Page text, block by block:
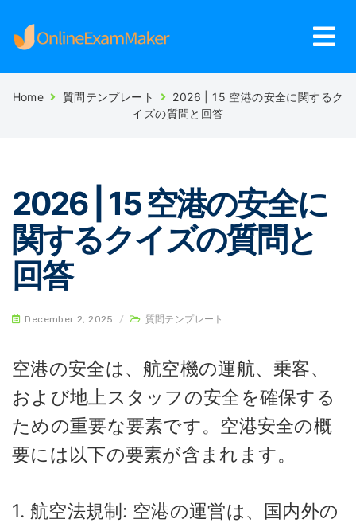
Home 質問テンプレート
2026 | 15 空港の安全に関するク
イズの質問と回答
2026 | 15 空港の安全に
関するクイズの質問と
回答
December 2, 2025 / 質問テンプレート
空港の安全は、航空機の運航、乗客、
および地上スタッフの安全を確保する
ための重要な要素です。空港安全の概
要には以下の要素が含まれます。
1. 航空法規制: 空港の運営は、国内外の